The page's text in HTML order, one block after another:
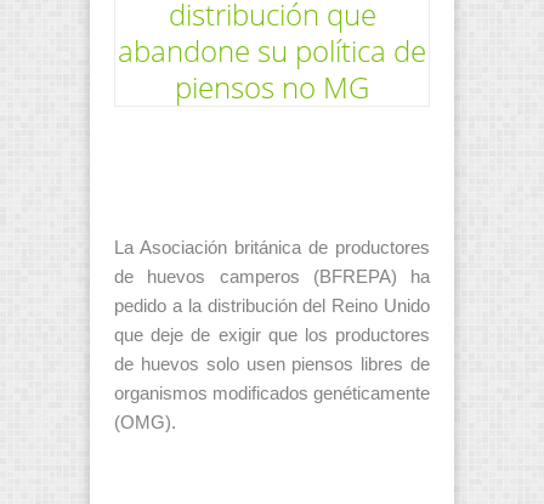
distribución que
abandone su política de
piensos no MG
La Asociación británica de productores
de huevos camperos (BFREPA) ha
pedido a la distribución del Reino Unido
que deje de exigir que los productores
de huevos solo usen piensos libres de
organismos modificados genéticamente
(OMG).